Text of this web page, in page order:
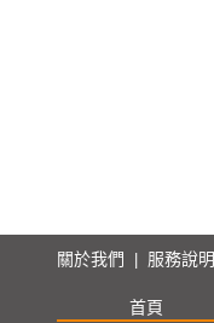
關於我們 服務說明
首頁